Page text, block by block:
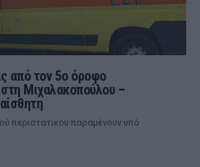
από τον 5ο όροφο
Μιχαλακοπούλου –
περιστατικού παραμένουν υπό